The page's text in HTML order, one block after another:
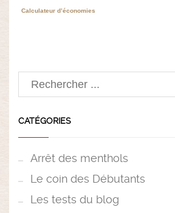
Calculateur d’économies
CATÉGORIES
Arrêt des menthols
Le coin des Débutants
Les tests du blog